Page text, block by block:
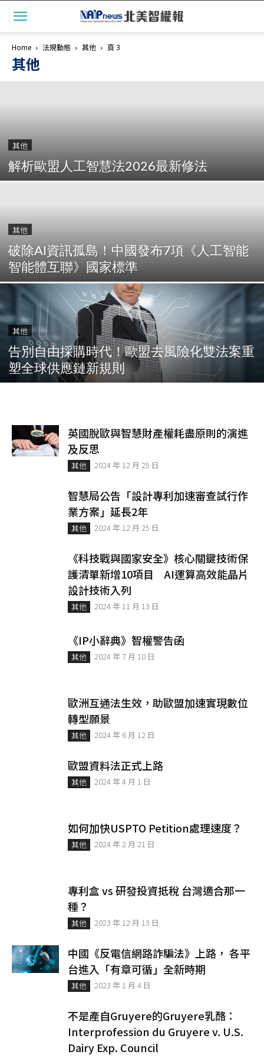
Home 法規動態 其他 頁 3
其他
其他
解析歐盟人工智慧法2026最新修法
其他
破除AI資訊孤島！中國發布7項《人工智能
智能體互聯》國家標準
其他
告別自由採購時代！歐盟去風險化雙法案重
塑全球供應鏈新規則
英國脫歐與智慧財產權耗盡原則的演進
及反思
其他 2024 年 12 月 25 日
智慧局公告「設計專利加速審查試行作
業方案」延長2年
其他 2024 年 12 月 25 日
《科技戰與國家安全》核心關鍵技術保
護清單新增10項目 AI運算高效能晶片
設計技術入列
其他 2024 年 11 月 13 日
《IP小辭典》智權警告函
其他 2024 年 7 月 10 日
歐洲互通法生效，助歐盟加速實現數位
轉型願景
其他 2024 年 6 月 12 日
歐盟資料法正式上路
其他 2024 年 4 月 1 日
如何加快USPTO Petition處理速度？
其他 2024 年 2 月 21 日
專利盒 vs 研發投資抵稅 台灣適合那一
種？
其他 2023 年 12 月 13 日
中國《反電信網路詐騙法》上路， 各平
台進入「有章可循」全新時期
其他 2023 年 1 月 4 日
不是產自Gruyere的Gruyere乳酪：
Interprofession du Gruyere v. U.S.
Dairy Exp. Council